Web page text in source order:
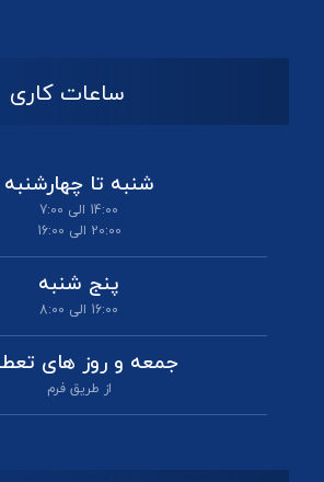
ساعات کاری
شنبه تا چهارشنبه
14:00 الی 7:00
20:00 الی 16:00
پنج شنبه
16:00 الی 8:00
جمعه و روز های
از طریق فرم